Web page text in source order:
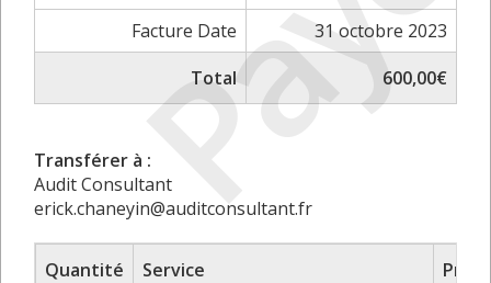
Facture Date
31 octobre 2023
Total
600,00€
Transférer à :
Audit Consultant
erick.chaneyin@auditconsultant.fr
Quantité Service
Prix